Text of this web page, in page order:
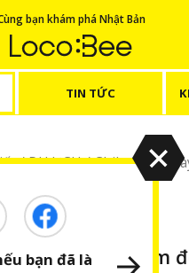
bạn khám phá Nhật Bản
TIN TỨC
/DU LỊCH/Chiba/ Sân
BÀI VIẾT NỔI BẬT
tế Narita – điểm
bạn đã là